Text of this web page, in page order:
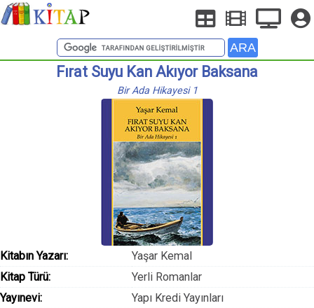
Fırat Suyu Kan Akıyor Baksana
Bir Ada Hikayesi 1
Kitabın Yazarı:
Yaşar Kemal
Kitap Türü:
Yerli Romanlar
Yayınevi:
Yapı Kredi Yayınları